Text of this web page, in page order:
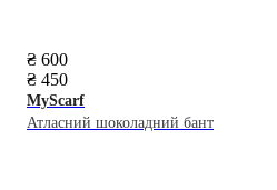
₴ 600
₴ 450
MyScarf
Атласний шоколадний бант